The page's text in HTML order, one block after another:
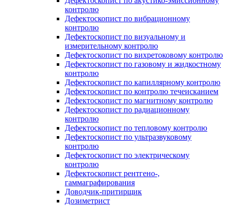
контролю
Дефектоскопист по вибрационному
контролю
Дефектоскопист по визуальному и
измерительному контролю
Дефектоскопист по вихретоковому контролю
Дефектоскопист по газовому и жидкостному
контролю
Дефектоскопист по капиллярному контролю
Дефектоскопист по контролю течеисканием
Дефектоскопист по магнитному контролю
Дефектоскопист по радиационному
контролю
Дефектоскопист по тепловому контролю
Дефектоскопист по ультразвуковому
контролю
Дефектоскопист по электрическому
контролю
Дефектоскопист рентгено-,
гаммаграфирования
Доводчик-притирщик
Дозиметрист